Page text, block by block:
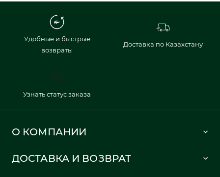
Удобные и быстрые
возвраты
Доставка по Казахстану
Узнать статус заказа
О КОМПАНИИ
Политика в отношении обработки персональных данных
ДОСТАВКА И ВОЗВРАТ